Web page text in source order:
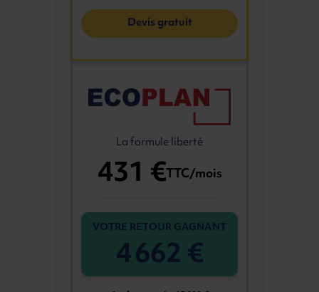
Devis gratuit
La formule liberté
431 €TTC/mois
VOTRE RETOUR GAGNANT
4 662 €